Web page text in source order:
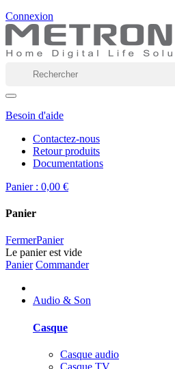
Connexion
Besoin d'aide
Contactez-nous
Retour produits
Documentations
Panier : 0,00 €
Panier
FermerPanier
Le panier est vide
Panier Commander
Audio & Son
Casque
Casque audio
Casque TV